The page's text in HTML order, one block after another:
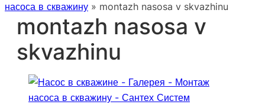
насоса в скважину » montazh nasosa v skvazhinu
montazh nasosa v
skvazhinu